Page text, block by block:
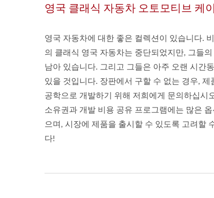
영국 클래식 자동차 오토모티브 케
영국 자동차에 대한 좋은 컬렉션이 있습니다.
의 클래식 영국 자동차는 중단되었지만, 그들의
남아 있습니다. 그리고 그들은 아주 오랜 시간
있을 것입니다. 장판에서 구할 수 없는 경우, 제
공학으로 개발하기 위해 저희에게 문의하십시
소유권과 개발 비용 공유 프로그램에는 많은 옵
으며, 시장에 제품을 출시할 수 있도록 고려할
다!